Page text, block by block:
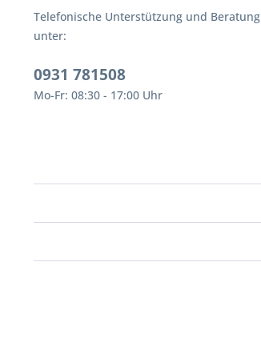
Telefonische Unterstützung und Beratung
unter:
0931 781508
Mo-Fr: 08:30 - 17:00 Uhr